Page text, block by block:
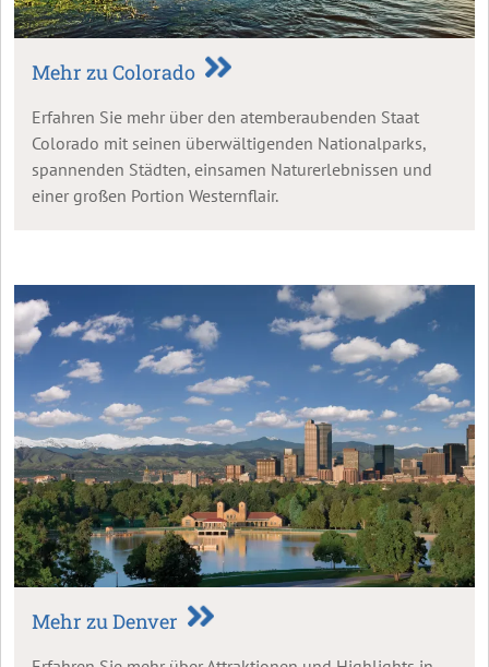
Mehr zu Colorado
Erfahren Sie mehr über den atemberaubenden Staat
Colorado mit seinen überwältigenden Nationalparks,
spannenden Städten, einsamen Naturerlebnissen und
einer großen Portion Westernflair.
Mehr zu Denver